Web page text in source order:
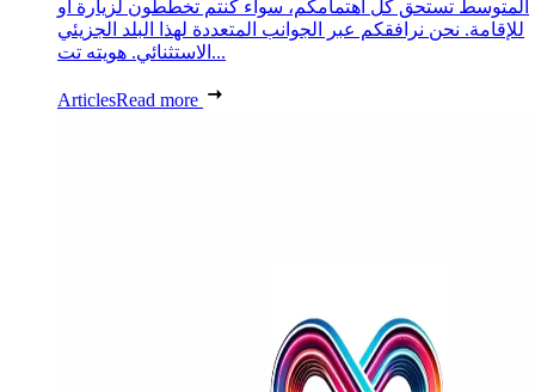
المتوسط تستحق كل اهتمامكم، سواء كنتم تخططون لزيارة أو
للإقامة. نحن نرافقكم عبر الجوانب المتعددة لهذا البلد الجزيئي
الاستثنائي. هويته تت...
ArticlesRead more